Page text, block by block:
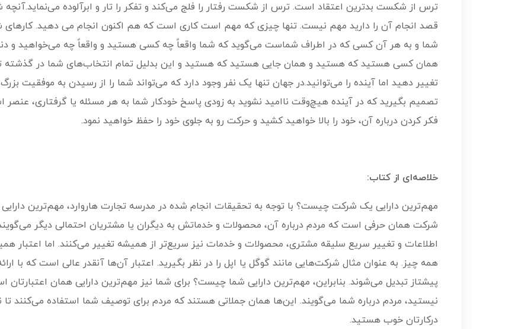
ترس از شکست بدترین اعتقاد است. ترس از شکست رفتار را فلج می‌کند و تفکر را تار و ابرآلوده می‌نماید.آنچه
قصد انجام آن را دارید مهم نیست. تنها چیزی که مهم است کاری است که هم اکنون انجام می دهید.
شما و به هر آن کسی که در اطراف شماست می‌گوید که شما واقعاً چه کسی هستید و واقعاً چه می‌خواهید و
همان کسی هستید که هستید و همان جایی هستید که هستید و این بدلیل تمام انتخاب‌های شما در گذشته
تغییر دهید اما آینده را می‌توانید.در جهان تنها یک نفر وجود دارد که می‌تواند شما را از رسیدن به موفقیت
تصمیم بگیرید که در آینده هیچ‌وقت ناامید نشوید به زودی پاسخ خودکار شما به هر مسئله یا گرفتاری،
فکر کردن درباره آن، خود را بالا خواهید کشید و حرکت رو به جلوی خود را حفظ خواهید نمود.
خلاصه‌ای از کتاب:
مهم‌ترین دارایی یک شرکت چیست؟ با توجه به تحقیقات انجام شده در مدرسه تجارت هاروارد، مهم‌ترین
شرکت همان حرفی است که مردم درباره آن، محصولات و خدماتش به دیگران یا مشتریان احتمالی دیگر
اطلاعات و تغییر سریع سلیقه مشتری، محصولات و خدمات نیز سریع‌تر از همیشه تغییر می‌کنند. اما اعتبار
همه چیز. به عنوان مثال شرکت‌هایی مانند گوگل یا اپل را در نظر بگیرید. اعتبار آن‌ها آنقدر عالی است که با
پیشتاز تبدیل می‌شوند. بنابراین، مهم‌ترین دارایی شما چیست؟ برای شما نیز مهم‌ترین دارایی همان
نیستید، مردم درباره شما می‌گویند. این‌ها همان جملاتی هستند که مردم برای توصیف شما استفاده می‌کنند
درکارتان خوب هستید.